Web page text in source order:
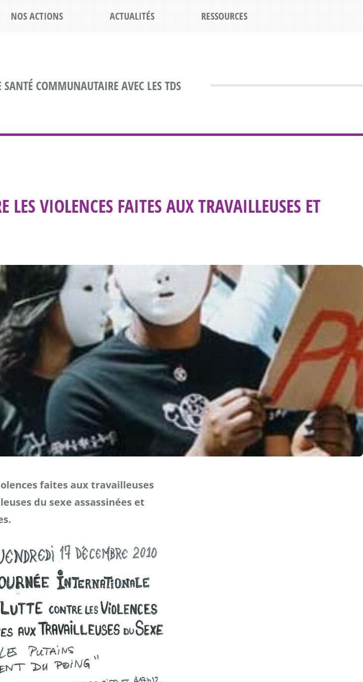
COMMUNAUTAIRE AVEC LES TDS
NOS ACTIONS ACTUALITÉS RESSOURCES
VIOLENCES FAITES AUX TRAVAILLEUSES ET
faites aux travailleuses
du sexe assassinées et